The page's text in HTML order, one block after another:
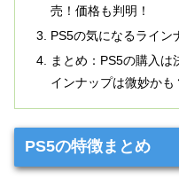
売！価格も判明！
PS5の気になるライン
まとめ：PS5の購入は
インナップは微妙かも
PS5の特徴まとめ